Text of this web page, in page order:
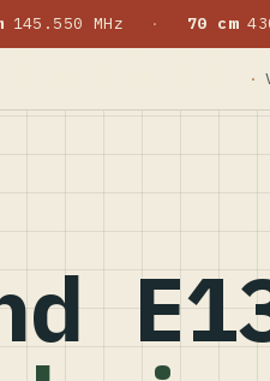
145.550 MHz · 70 cm